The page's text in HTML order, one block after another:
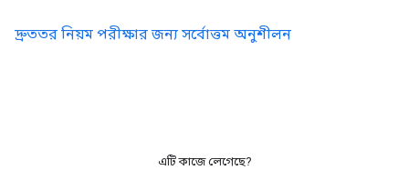
দ্রুততর নিয়ম পরীক্ষার জন্য সর্বোত্তম অনুশীলন
এটি কাজে লেগেছে?